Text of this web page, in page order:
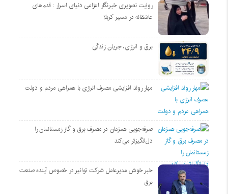
روایت تصویری خبرنگار اعزامی دنیای اسرار : قدم‌های
عاشقانه در مسیر کربلا
برق و انرژی، جریان زندگی
مهار روند افزایشی مصرف انرژی با همراهی مردم و دولت
صرفه‌جویی همزمان در مصرف برق و گاز زمستانمان را
دل‌انگیزتر می‌کند
خبر خوش مدیرعامل شرکت توانیر در خصوص آینده صنعت
برق